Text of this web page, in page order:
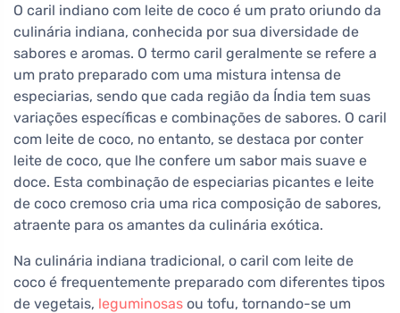
O caril indiano com leite de coco é um prato oriundo da
culinária indiana, conhecida por sua diversidade de
sabores e aromas. O termo caril geralmente se refere a
um prato preparado com uma mistura intensa de
especiarias, sendo que cada região da Índia tem suas
variações específicas e combinações de sabores. O caril
com leite de coco, no entanto, se destaca por conter
leite de coco, que lhe confere um sabor mais suave e
doce. Esta combinação de especiarias picantes e leite
de coco cremoso cria uma rica composição de sabores,
atraente para os amantes da culinária exótica.
Na culinária indiana tradicional, o caril com leite de
coco é frequentemente preparado com diferentes tipos
de vegetais, leguminosas ou tofu, tornando-se um